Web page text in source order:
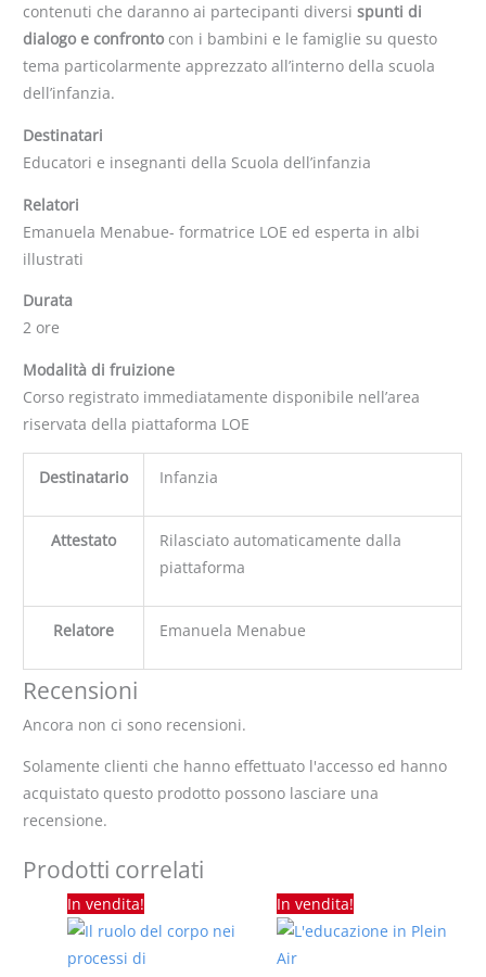
contenuti che daranno ai partecipanti diversispunti di
dialogo e confrontocon i bambini e le famiglie su questo
tema particolarmente apprezzato all’interno della scuola
dell’infanzia.
Destinatari
Educatori e insegnanti della Scuola dell’infanzia
Relatori
Emanuela Menabue- formatrice LOE ed esperta in albi
illustrati
Durata
2 ore
Modalità di fruizione
Corso registrato immediatamente disponibile nell’area
riservata della piattaforma LOE
Destinatario Infanzia
Attestato
Rilasciato automaticamente dalla
piattaforma
Relatore Emanuela Menabue
Recensioni
Ancora non ci sono recensioni.
Solamente clienti che hanno effettuato l'accesso ed hanno
acquistato questo prodotto possono lasciare una
recensione.
Prodotti correlati
In vendita!
Il
prezzo
originale
era:
25,00 €.
attuale
In vendita!
Il
prezzo
originaleattuale